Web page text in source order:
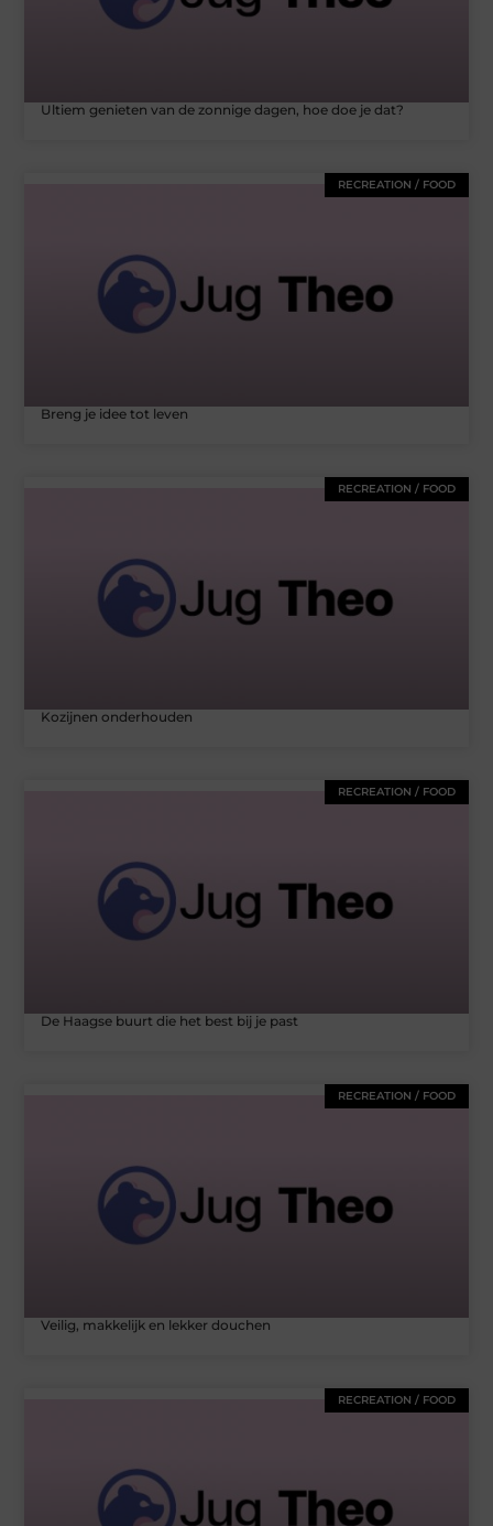
Ultiem genieten van de zonnige dagen, hoe doe je dat?
RECREATION / FOOD
Breng je idee tot leven
RECREATION / FOOD
Kozijnen onderhouden
RECREATION / FOOD
De Haagse buurt die het best bij je past
RECREATION / FOOD
Veilig, makkelijk en lekker douchen
RECREATION / FOOD